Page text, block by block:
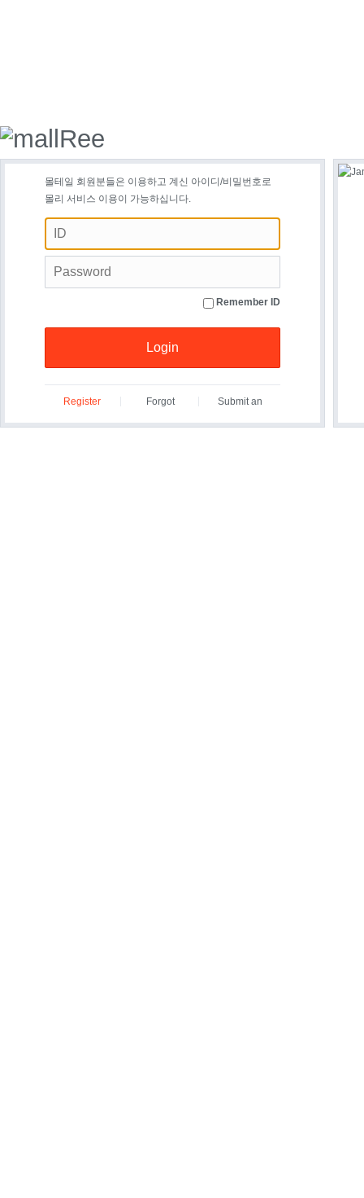
몰테일 회원분들은 이용하고 계신 아이디/비밀번호로
몰리 서비스 이용이 가능하십니다.
Remember ID
Login
Register
Forgot
Submit an